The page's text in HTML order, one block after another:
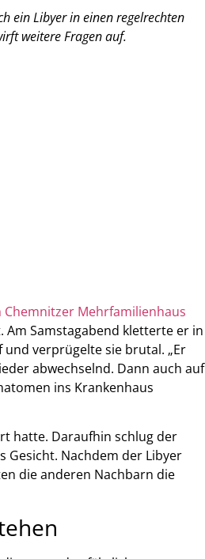
ein Libyer in einen regelrechten
weitere Fragen auf.
Chemnitzer Mehrfamilienhaus
Samstagabend kletterte er in
und verprügelte sie brutal. „Er
abwechselnd. Dann auch auf
ins Krankenhaus
hatte. Daraufhin schlug der
Gesicht. Nachdem der Libyer
die anderen Nachbarn die